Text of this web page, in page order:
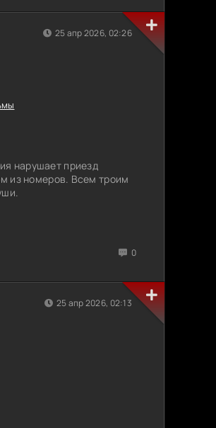
данное слово: девушка и
Но хрупкое
в часть придет
собак, так как
нарушает приезд
из номеров. Всем троим
0
25 апр 2026, 02:26
25 апр 2026, 02:13